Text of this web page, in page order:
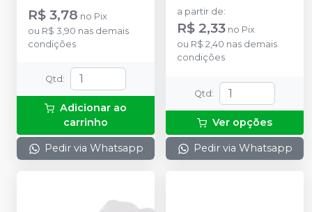
R$ 3,78 no Pix
ou R$ 3,90 nas demais
condições
Qtd :
Adicionar ao
carrinho
Pedir via Whatsapp
a partir de:
R$ 2,33 no Pix
ou R$ 2,40 nas demais
condições
Qtd :
Ver opções
Pedir via Whatsapp